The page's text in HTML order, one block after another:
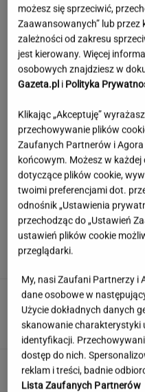
Europejski
świetnych
KLAUDIA
Quiz
myli te
możesz się sprzeciwić,
Zaawansowanych” lub
zależności od zakresu
jest kierowany. Więcej
osobowych znajdziesz w
Gazeta.pl i Polityka
Klikając „Akceptuję”
przechowywanie plików
Zaufanych Partnerów i
końcowym. Możesz w
dotyczące plików cookie,
twoimi preferencjami dot.
odnośnik „Ustawienia
przechodząc do „Ustawień
ustawień plików cookie
przeglądarki.
My, nasi Zaufani Partnerzy i
dane osobowe w
Użycie dokładnych danych
skanowanie charakterystyki
identyfikacji.
dostęp do nich.
reklam i treści, badnie
Lista Zaufanych Partnerów